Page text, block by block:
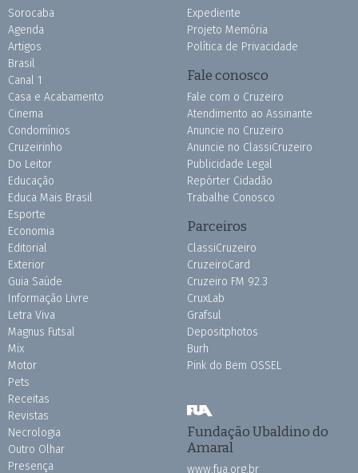
Sorocaba
Agenda
Artigos
Brasil
Canal 1
Casa e Acabamento
Cinema
Condomínios
Cruzeirinho
Do Leitor
Educação
Educa Mais Brasil
Esporte
Economia
Editorial
Exterior
Guia Saúde
Informação Livre
Letra Viva
Magnus Futsal
Mix
Motor
Pets
Receitas
Revistas
Necrologia
Outro Olhar
Presença
Expediente
Projeto Memória
Política de Privacidade
Fale conosco
Fale com o Cruzeiro
Atendimento ao Assinante
Anuncie no Cruzeiro
Anuncie no ClassiCruzeiro
Publicidade Legal
Repórter Cidadão
Trabalhe Conosco
Parceiros
ClassiCruzeiro
CruzeiroCard
Cruzeiro FM 92.3
CruxLab
Grafsul
Depositphotos
Burh
Pink do Bem OSSEL
Fundação Ubaldino do
Amaral
www.fua.org.br